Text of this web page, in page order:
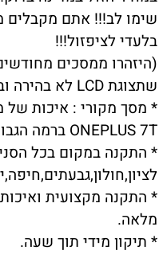
שימו לב!!! אתם מקבלים
בלעדי לציפזול!!!
(היזהרו ממסכים
שתצוגת LCD לא בהירה וברורה)
ONEPLUS 7T ברמה הגבוהה ביותר.
* התקנה במקום בכל
* התקנה מקצועית
מלאה.
* תיקון מידי תוך שעה.